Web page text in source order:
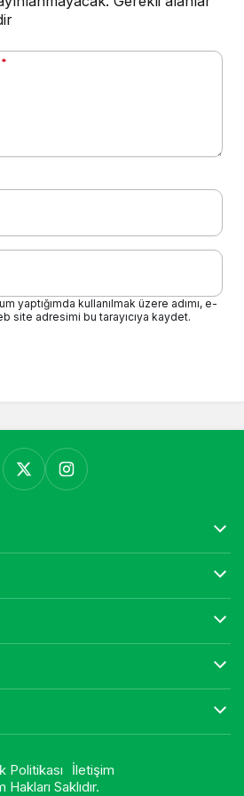
*
yaptığımda kullanılmak üzere adımı, e-
site adresimi bu tarayıcıya kaydet.
Politikası
İletişim
Saklıdır.